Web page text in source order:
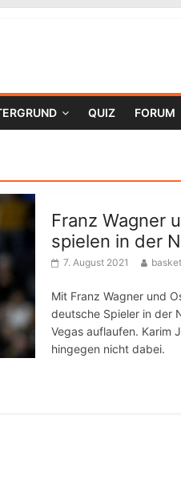
QUIZ FORUM
Franz Wagner
spielen in der
7. August 2021
Mit Franz Wagner und
deutsche Spieler in der
Vegas auflaufen. Karim
hingegen nicht dabei.